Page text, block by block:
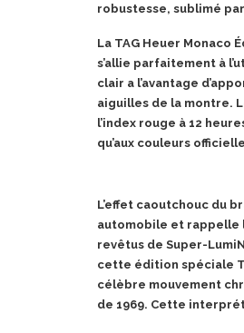
robustesse, sublimé
La TAG Heuer Monaco
s’allie parfaitement à
clair a l’avantage
aiguilles de la montre.
l’index rouge à 12
qu’aux couleurs
L’effet caoutchouc du
automobile et rappelle
revêtus de Super-
cette édition spéciale
célèbre mouvement
de 1969. Cette